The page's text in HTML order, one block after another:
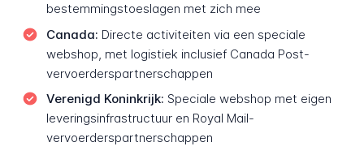
bestemmingstoeslagen met zich mee
Canada: Directe activiteiten via een speciale
webshop, met logistiek inclusief Canada Post-
vervoerderspartnerschappen
Verenigd Koninkrijk: Speciale webshop met eigen
leveringsinfrastructuur en Royal Mail-
vervoerderspartnerschappen